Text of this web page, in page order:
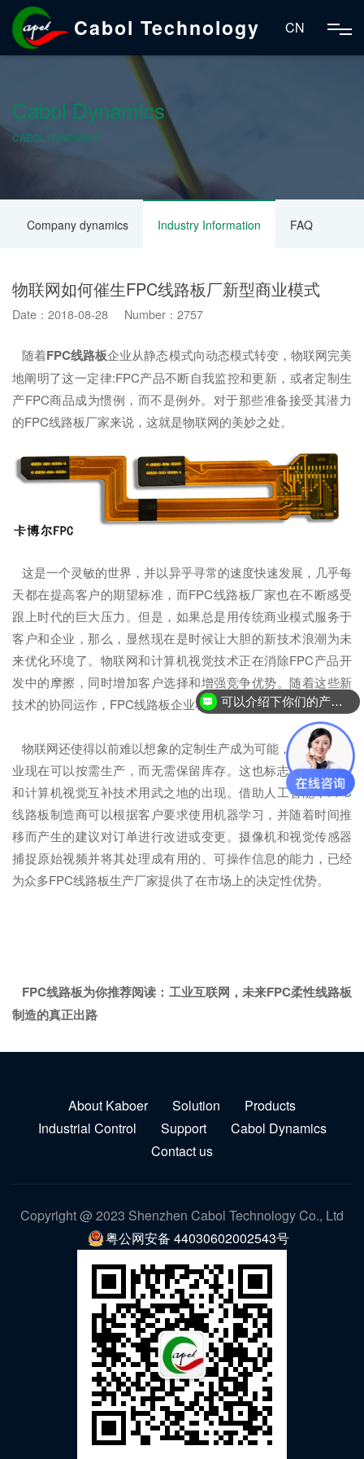
Cabol Technology CN
Cabol Dynamics
CABOL DYNAMICS
Company dynamics Industry Information FAQ
物联网如何催生FPC线路板厂新型商业模式
Date：2018-08-28 Number：2757
随着FPC线路板企业从静态模式向动态模式转变，物联网完美
地阐明了这一定律:FPC产品不断自我监控和更新，或者定制生
产FPC商品成为惯例，而不是例外。对于那些准备接受其潜力
的FPC线路板厂家来说，这就是物联网的美妙之处。
这是一个灵敏的世界，并以异乎寻常的速度快速发展，几乎每
天都在提高客户的期望标准，而FPC线路板厂家也在不断感受
跟上时代的巨大压力。但是，如果总是用传统商业模式服务于
客户和企业，那么，显然现在是时候让大胆的新技术浪潮为未
来优化环境了。物联网和计算机视觉技术正在消除FPC产品开
发中的摩擦，同时增加客户选择和增强竞争优势。随着这些新
技术的协同运作，FPC线路板企业将变得更加有效和高效。
物联网还使得以前难以想象的定制生产成为可能，甚至FPC企
业现在可以按需生产，而无需保留库存。这也标志着人工智能
和计算机视觉互补技术用武之地的出现。借助人工智能，FPC
线路板制造商可以根据客户要求使用机器学习，并随着时间推
移而产生的建议对订单进行改进或变更。摄像机和视觉传感器
捕捉原始视频并将其处理成有用的、可操作信息的能力，已经
为众多FPC线路板生产厂家提供了在市场上的决定性优势。
FPC线路板为你推荐阅读： 工业互联网，未来FPC柔性线路板
制造的真正出路
About Kaboer Solution
Products
Industrial Control
Support
Cabol Dynamics
Contact us
Copyright @ 2023 Shenzhen Cabol Technology Co., Ltd
粤公网安备 44030602002543号
可以介绍下你们的产品么？